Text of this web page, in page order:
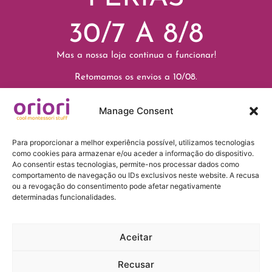
Manage Consent
Para proporcionar a melhor experiência possível, utilizamos tecnologias
como cookies para armazenar e/ou aceder a informação do dispositivo.
Ao consentir estas tecnologias, permite-nos processar dados como
comportamento de navegação ou IDs exclusivos neste website. A recusa
ou a revogação do consentimento pode afetar negativamente
determinadas funcionalidades.
Aceitar
Recusar
Favoritos
Encomendas
Morada
Mais Informação
Devoluções
Escolas
Contactos
Informação Legal
30/7 A 8/8
Mas a nossa loja continua a funcionar!
Retomamos os envios a 10/08.